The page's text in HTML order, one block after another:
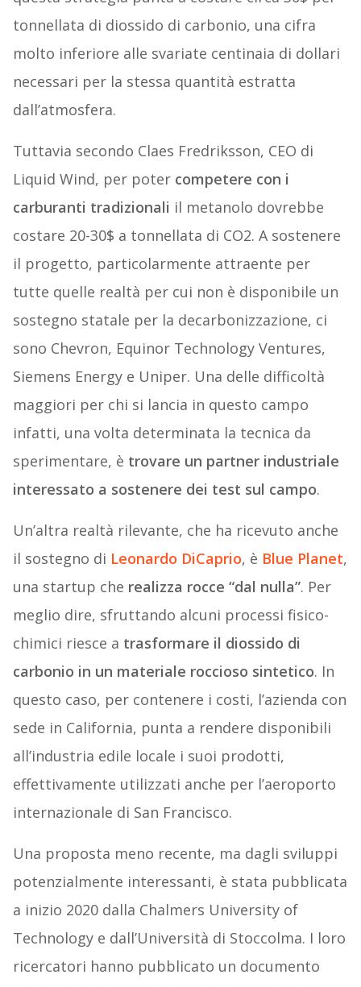
tonnellata di diossido di carbonio, una cifra
molto inferiore alle svariate centinaia di dollari
necessari per la stessa quantità estratta
dall’atmosfera.
Tuttavia secondo Claes Fredriksson, CEO di
Liquid Wind, per poter competere con i
carburanti tradizionali il metanolo dovrebbe
costare 20-30$ a tonnellata di CO2. A sostenere
il progetto, particolarmente attraente per
tutte quelle realtà per cui non è disponibile un
sostegno statale per la decarbonizzazione, ci
sono Chevron, Equinor Technology Ventures,
Siemens Energy e Uniper. Una delle difficoltà
maggiori per chi si lancia in questo campo
infatti, una volta determinata la tecnica da
sperimentare, è trovare un partner industriale
interessato a sostenere dei test sul campo.
Un’altra realtà rilevante, che ha ricevuto anche
il sostegno di Leonardo DiCaprio, è Blue Planet,
una startup che realizza rocce “dal nulla”. Per
meglio dire, sfruttando alcuni processi fisico-
chimici riesce a trasformare il diossido di
carbonio in un materiale roccioso sintetico. In
questo caso, per contenere i costi, l’azienda con
sede in California, punta a rendere disponibili
all’industria edile locale i suoi prodotti,
effettivamente utilizzati anche per l’aeroporto
internazionale di San Francisco.
Una proposta meno recente, ma dagli sviluppi
potenzialmente interessanti, è stata pubblicata
a inizio 2020 dalla Chalmers University of
Technology e dall’Università di Stoccolma. I loro
ricercatori hanno pubblicato un documento